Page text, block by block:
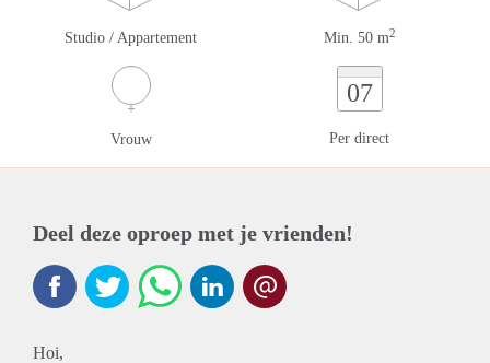
Studio / Appartement Min. 50 m2
Vrouw
07
Per direct
Deel deze oproep met je vrienden!
Hoi,